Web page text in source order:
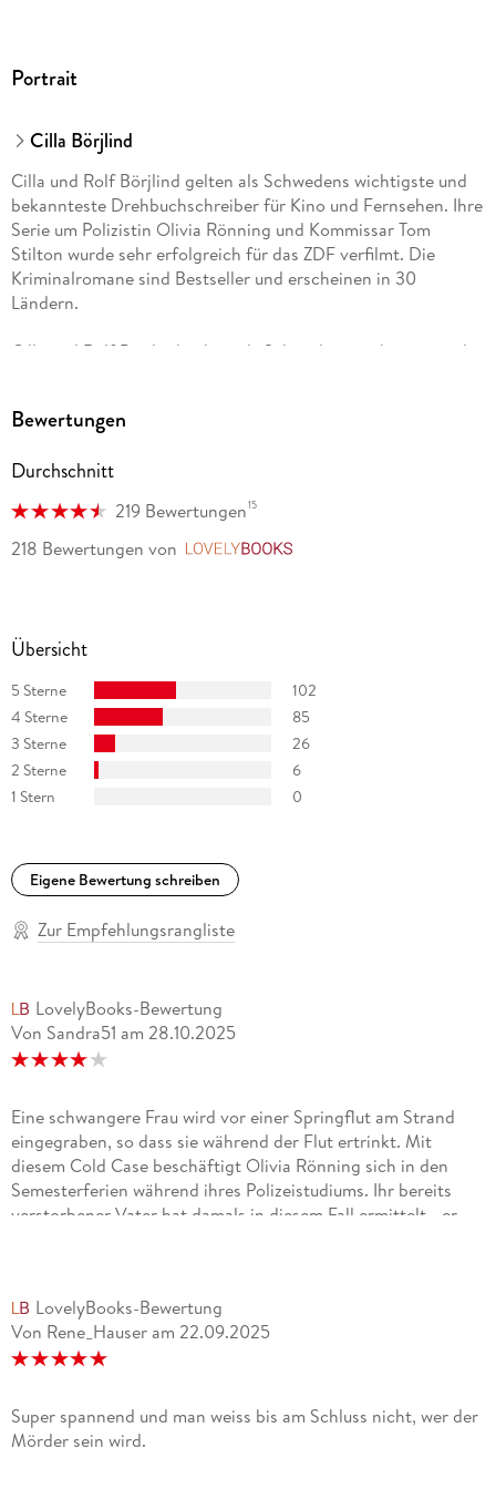
Portrait
Cilla Börjlind
Cilla und Rolf Börjlind gelten als Schwedens wichtigste und
bekannteste Drehbuchschreiber für Kino und Fernsehen. Ihre
Serie um Polizistin Olivia Rönning und Kommissar Tom
Stilton wurde sehr erfolgreich für das ZDF verfilmt. Die
Kriminalromane sind Bestseller und erscheinen in 30
Ländern.
Cilla und Rolf Börjlind gelten als Schwedens wichtigste und
Stilton wurde sehr erfolgreich für das ZDF verfilmt.
standen wochenlang auf der SPIEGEL-Bestsellerliste. Die
Kriminalromane sind internationale Bestseller und erscheinen
in 30 Ländern.
Bewertungen
Durchschnitt
219 Bewertungen15
218 Bewertungen von
Übersicht
5 Sterne
102
4 Sterne
85
3 Sterne
26
2 Sterne
6
1 Stern
0
Eigene Bewertung schreiben
Zur Empfehlungsrangliste
LovelyBooks-Bewertung
Von Sandra51 am 28.10.2025
Eine schwangere Frau wird vor einer Springflut am Strand
eingegraben, so dass sie während der Flut ertrinkt. Mit
diesem Cold Case beschäftigt Olivia Rönning sich in den
Semesterferien während ihres Polizeistudiums. Ihr bereits
verstorbener Vater hat damals in diesem Fall ermittelt - er
verprügelt und ermordet, Kinder kommen mit unerklärlichen
blauen Flecken und Verletzungen nach Hause - was geht da
vor sich? Es handelt sich um den Auftakt zur Reihe "Rönning
spannend lesen. Die gewählten Charaktere finde ich sehr
interessant - die ermittelnde Polizeischülerin und den
LovelyBooks-Bewertung
Von Rene_Hauser am 22.09.2025
Super spannend und man weiss bis am Schluss nicht, wer der
Mörder sein wird.